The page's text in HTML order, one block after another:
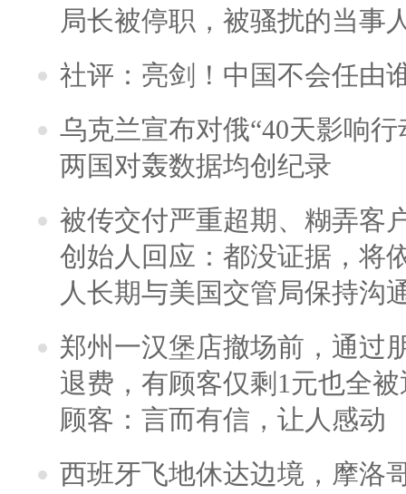
局长被停职，被骚扰的当事
社评：亮剑！中国不会任由
乌克兰宣布对俄“40天影响
两国对轰数据均创纪录
被传交付严重超期、糊弄客
创始人回应：都没证据，将
人长期与美国交管局保持沟
郑州一汉堡店撤场前，通过
退费，有顾客仅剩1元也全
顾客：言而有信，让人感动
西班牙飞地休达边境，摩洛